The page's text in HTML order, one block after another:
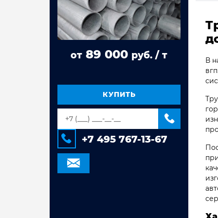
Труба стальная ВГП
Труба квадратная сталь 3сп/пс
Труба прямоугольная сталь 3сп/пс
Труба электросварная Гост 10704,
Труба стальная электросварная
от 89 000 руб. / т
КУПИТЬ
+7 495 767-13-67
В